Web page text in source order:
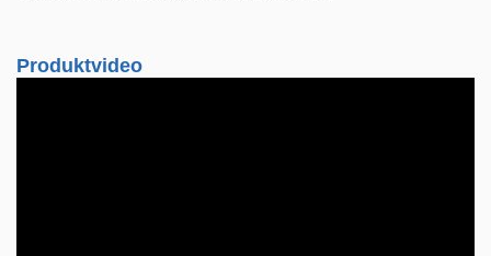
Produktvideo